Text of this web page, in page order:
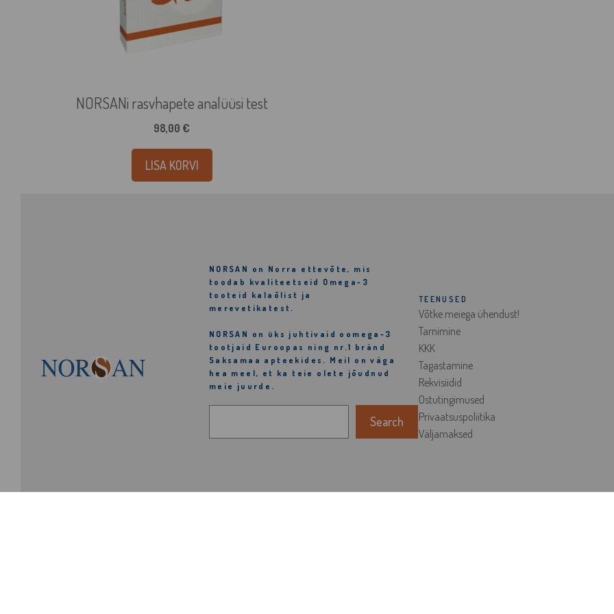
NORSANi rasvhapete analüüsi test
98,00 €
LISA KORVI
NORSAN on Norra ettevõte, mis
toodab kvaliteetseid Omega-3
tooteid kalaõlist ja
merevetikatest.
NORSAN on üks juhtivaid oomega-3
tootjaid Euroopas ning nr.1 bränd
Saksamaa apteekides. Meil on väga
hea meel, et ka teie olete jõudnud
meie juurde.
Search
TEENUSED
Võtke meiega ühendust!
Tarnimine
KKK
Tagastamine
Rekvisiidid
Ostutingimused
Privaatsuspoliitika
Väljamaksed